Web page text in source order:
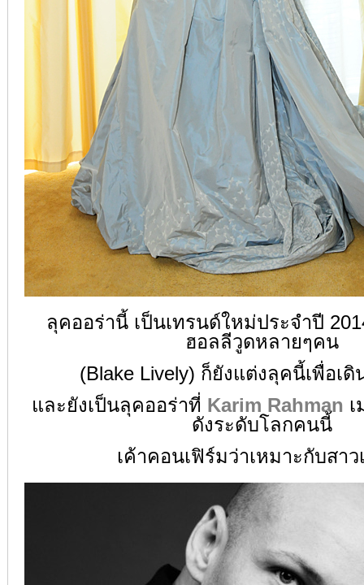
ลุคออร่านี้ เป็นเทรนด์ใหม่ประจำปี
ฮอลลีวูดหลายๆคน
(Blake Lively) ก็ยังแต่งลุคนี้เพื่อเ
และยังเป็นลุคออร่าที่ Karim Rahman
ดังระดับโลกคนนี้
เค้าคอนเฟิร์มว่าเหมาะกับสาว